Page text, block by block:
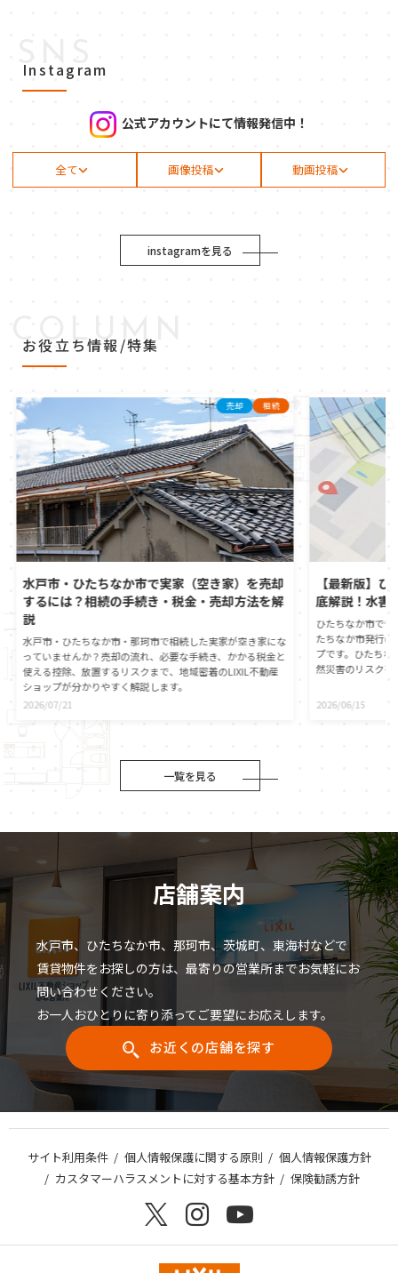
Instagram
公式アカウントにて情報発信中！
全て 画像投稿 動画投稿
instagramを見る
COLUMN
お役立ち情報/特集
売却 相続
水戸市・ひたちなか市で実家（空き家）を売却
するには？相続の手続き・税金・売却方法を解
説
水戸市・ひたちなか市・那珂市で相続した実家が空き家にな
っていませんか？売却の流れ、必要な手続き、かかる税金と
使える控除、放置するリスクまで、地域密着のLIXIL不動産
ショップが分かりやすく解説します。
2026/07/21
【最新版】
底解説！水害
ひたちなか市で
たちなか市発行
プです。ひたち
然災害のリスク
動産の契約時に
2026/06/15
一覧を見る
店舗案内
水戸市、ひたちなか市、那珂市、茨城町、東海村などで
賃貸物件をお探しの方は、最寄りの営業所までお気軽にお
問い合わせください。
お一人おひとりに寄り添ってご要望にお応えします。
お近くの店舗を探す
サイト利用条件 個人情報保護に関する原則
個人情報保護方針
カスタマーハラスメントに対する基本方針
保険勧誘方針